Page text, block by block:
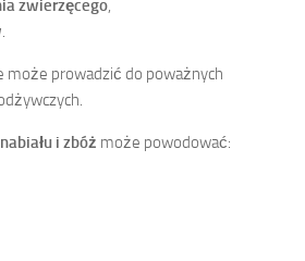
zwierzęcego,
.
może prowadzić do poważnych
i zbóż może powodować: